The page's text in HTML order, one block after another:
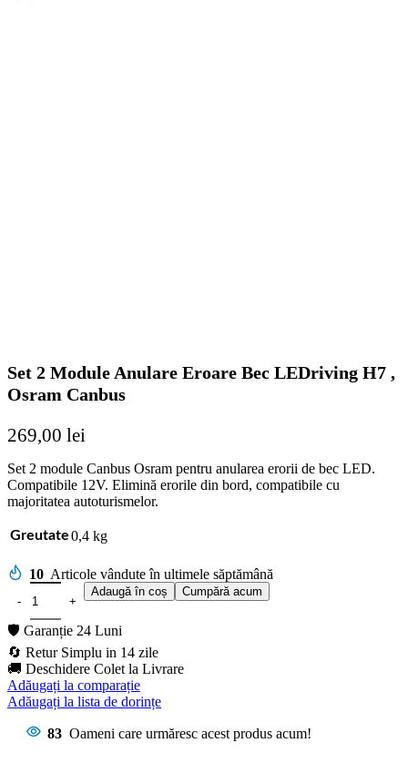
Set 2 Module Anulare Eroare Bec LEDriving H7 ,
Osram Canbus
269,00 lei
Set 2 module Canbus Osram pentru anularea erorii de bec LED.
Compatibile 12V. Elimină erorile din bord, compatibile cu
majoritatea autoturismelor.
Greutate0,4 kg
10 Articole vândute în ultimele săptămână
Adaugă în coș Cumpără acum
🛡️ Garanție 24 Luni
🔄 Retur Simplu in 14 zile
🚚 Deschidere Colet la Livrare
Adăugați la comparație
Adăugați la lista de dorințe
83 Oameni care urmăresc acest produs acum!